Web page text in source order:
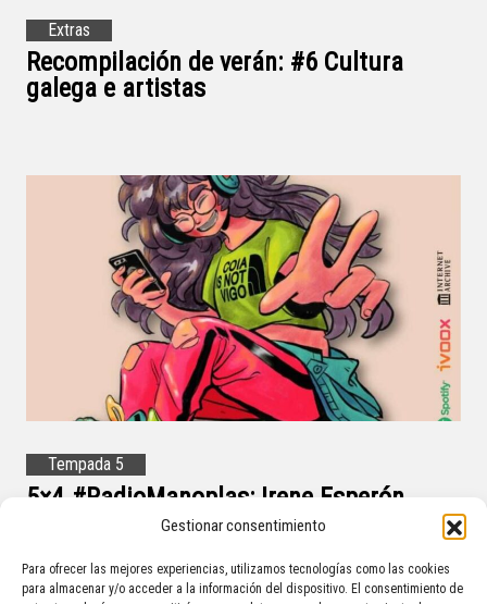
Gestionar consentimiento
Para ofrecer las mejores experiencias, utilizamos tecnologías como las cookies
para almacenar y/o acceder a la información del dispositivo. El consentimiento de
Extras
Recompilación de verán: #6 Cultura
galega e artistas
Tempada 5
5×4 #RadioManoplas: Irene Esperón